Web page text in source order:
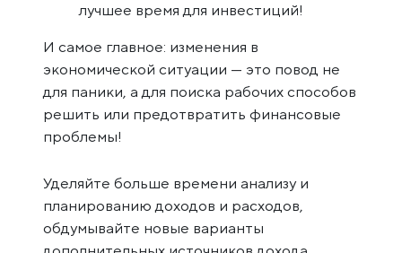
лучшее время для инвестиций!
И самое главное: изменения в
экономической ситуации — это повод не
для паники, а для поиска рабочих способов
решить или предотвратить финансовые
проблемы!
Уделяйте больше времени анализу и
планированию доходов и расходов,
обдумывайте новые варианты